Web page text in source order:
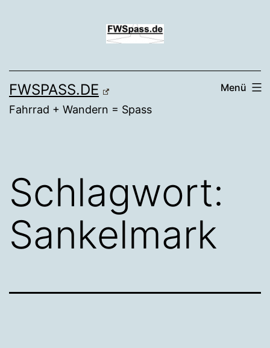
FWSPASS.DE
Fahrrad + Wandern = Spass
Menü
Schlagwort:
Sankelmark